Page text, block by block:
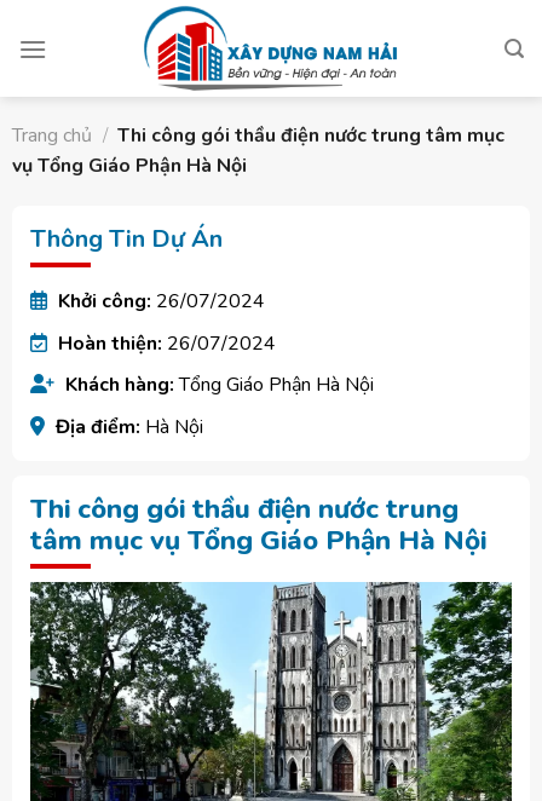
Trang chủ / Thi công gói thầu điện nước trung tâm mục
vụ Tổng Giáo Phận Hà Nội
Thi công gói thầu điện nước trung
tâm mục vụ Tổng Giáo Phận Hà Nội
Thông Tin Dự Án
Khởi công: 26/07/2024
Hoàn thiện: 26/07/2024
Khách hàng:Tổng Giáo Phận Hà Nội
Địa điểm: Hà Nội